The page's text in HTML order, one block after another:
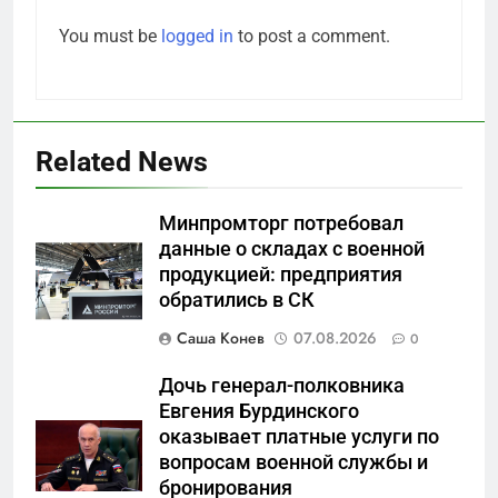
You must be logged in to post a comment.
Related News
Минпромторг потребовал
данные о складах с военной
продукцией: предприятия
обратились в СК
Саша Конев
07.08.2026 0
Дочь генерал-полковника
Евгения Бурдинского
оказывает платные услуги по
вопросам военной службы и
бронирования
5
Что происходит в
калининградском анклаве:
защиты Отечества»
6
«500-тонный беспилотник»
или очередная показуха? Что